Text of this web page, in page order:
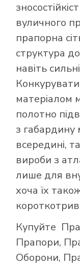
вуличного
прапорна
структура
навіть
матеріалом
полотно
з габардину
всередині,
вироби з
лише для
хоча їх
Купуйте
Прапори,
Оборони,